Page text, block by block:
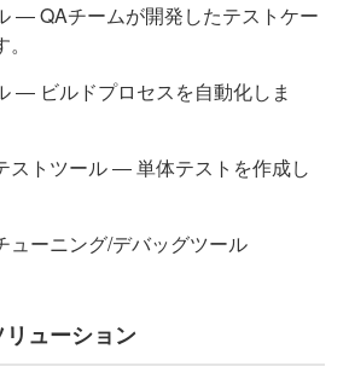
― QAチームが開発したテストケー
― ビルドプロセスを自動化しま
ストツール ― 単体テストを作成し
ューニング/デバッグツール
ューション